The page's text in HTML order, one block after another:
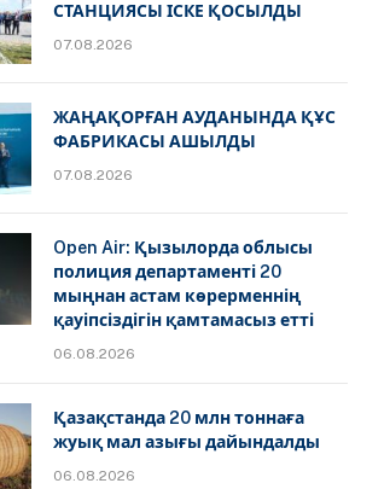
СТАНЦИЯСЫ ІСКЕ ҚОСЫЛДЫ
07.08.2026
ЖАҢАҚОРҒАН АУДАНЫНДА ҚҰС
ФАБРИКАСЫ АШЫЛДЫ
07.08.2026
Open Air: Қызылорда облысы
полиция департаменті 20
мыңнан астам көрерменнің
қауіпсіздігін қамтамасыз етті
06.08.2026
Қазақстанда 20 млн тоннаға
жуық мал азығы дайындалды
06.08.2026